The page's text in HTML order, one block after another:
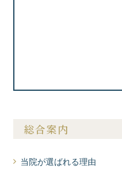
総合案内
当院が選ばれる理由